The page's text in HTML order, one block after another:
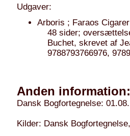
Udgaver:
Arboris ; Faraos
48 sider;
Buchet, skrevet af
9788793766976,
Anden information:
Dansk Bogfortegnelse:
Kilder: Dansk